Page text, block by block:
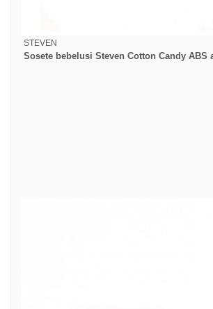
STEVEN
Sosete bebelusi Steven Cotton Candy ABS